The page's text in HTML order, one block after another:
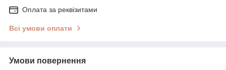
Оплата за реквізитами
Всі умови оплати
Умови повернення